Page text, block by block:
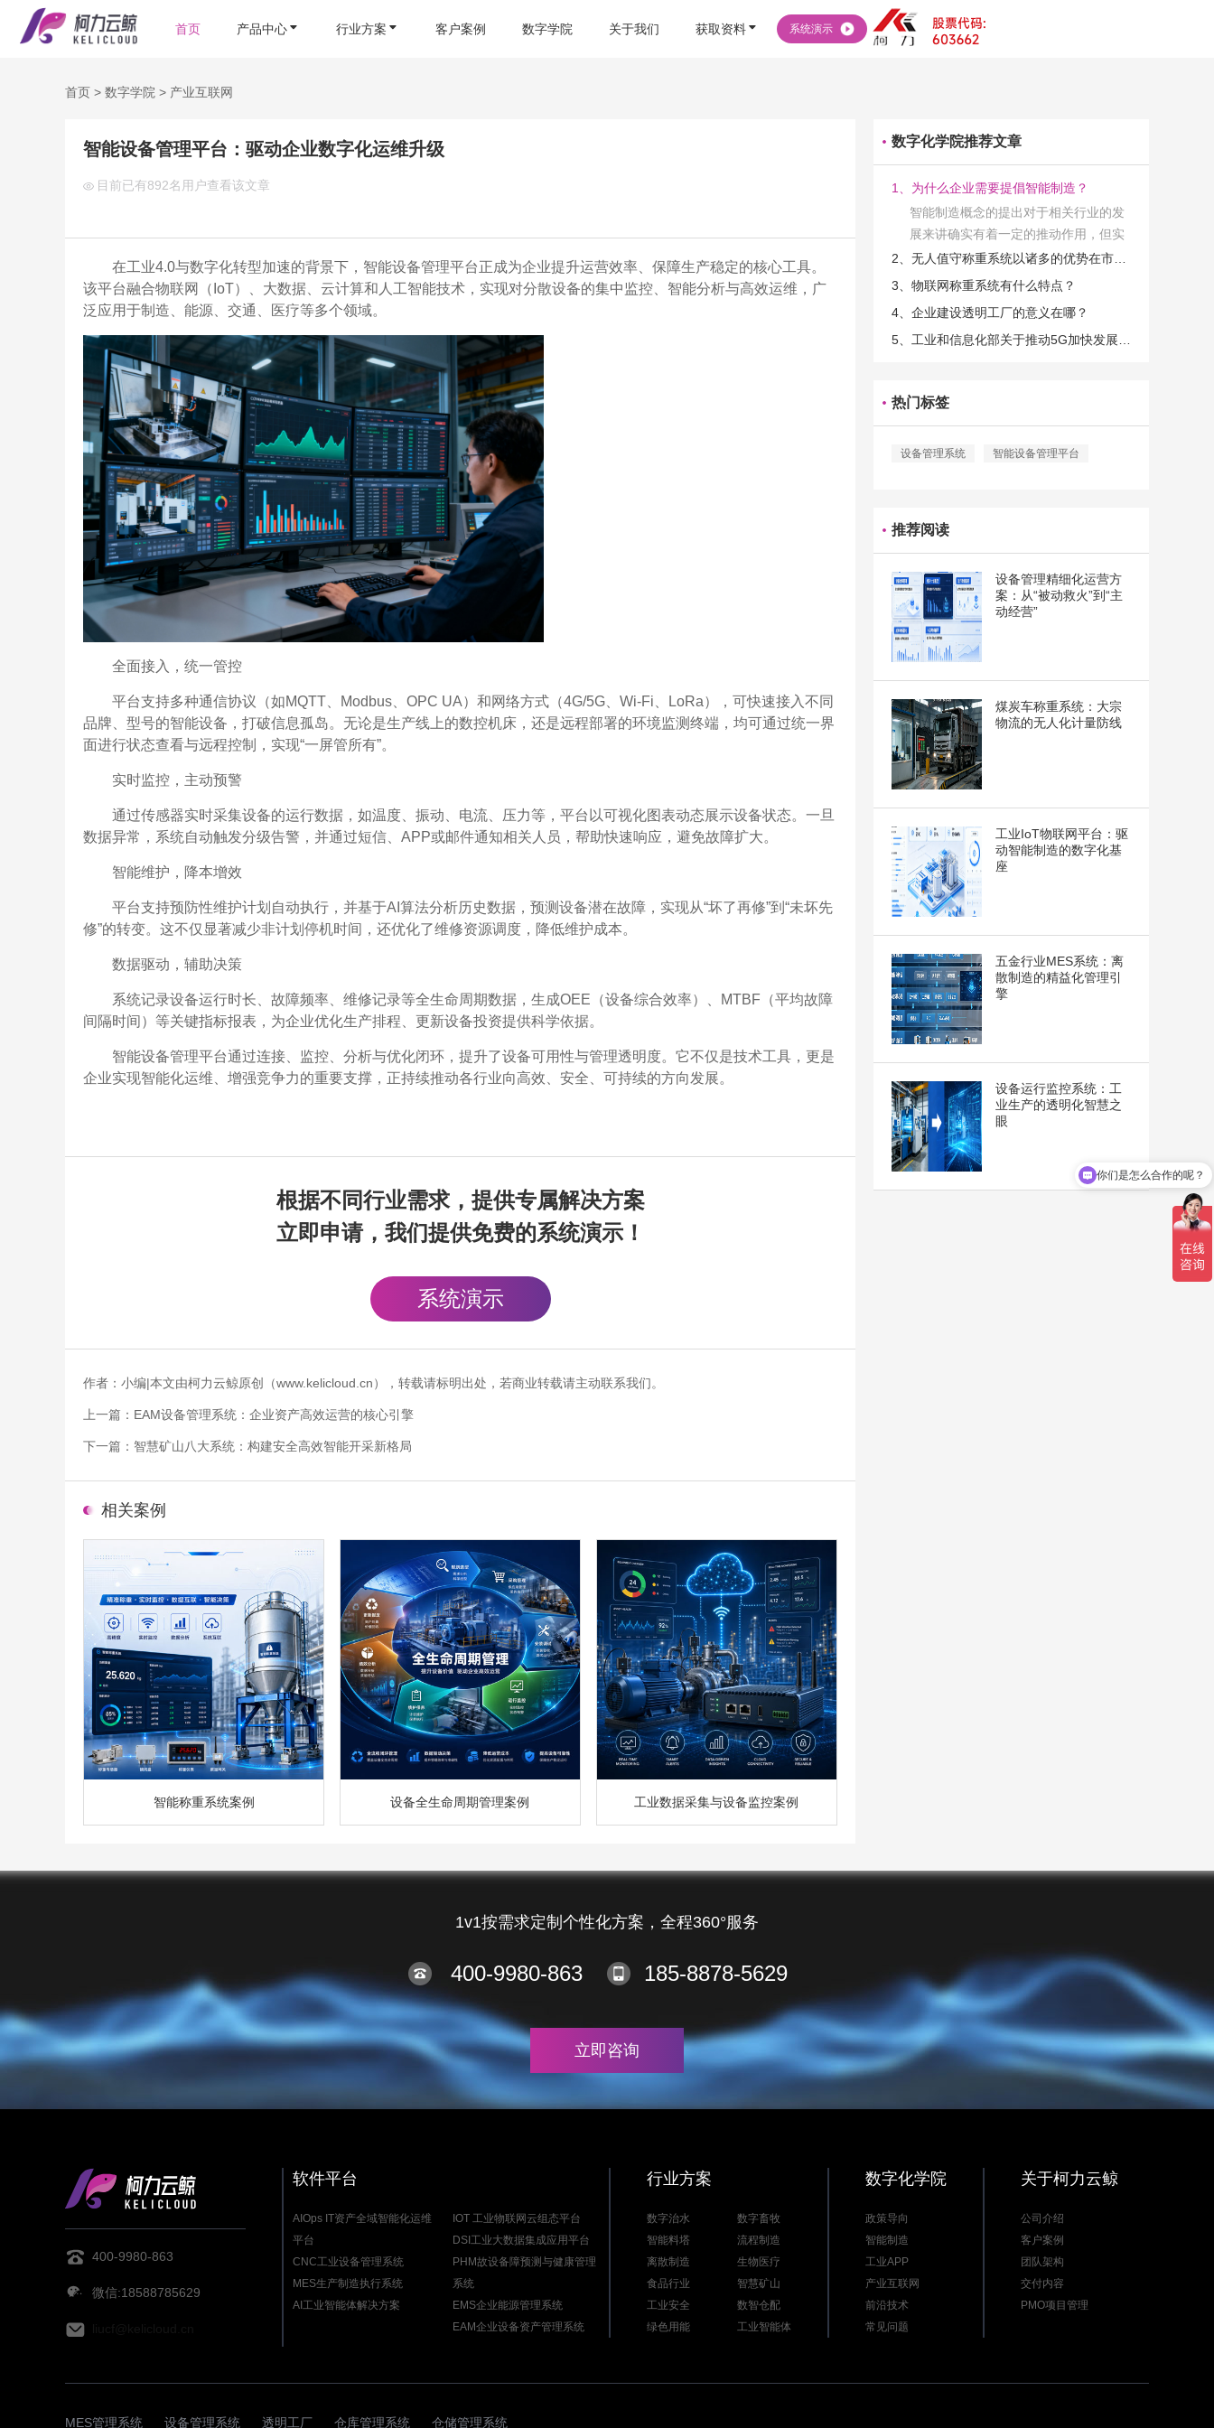
首页 产品中心 行业方案 客户案例 数字学院 关于我们 获取资料 系统演示
首页 > 数字学院 > 产业互联网
智能设备管理平台：驱动企业数字化运维升级
目前已有892名用户查看该文章
在工业4.0与数字化转型加速的背景下，智能设备管理平台正成为企业提升运营效率、保障生产稳定的核心工具。
该平台融合物联网（IoT）、大数据、云计算和人工智能技术，实现对分散设备的集中监控、智能分析与高效运维，广
泛应用于制造、能源、交通、医疗等多个领域。
全面接入，统一管控
平台支持多种通信协议（如MQTT、Modbus、OPC UA）和网络方式（4G/5G、Wi-Fi、LoRa），可快速接入不同
品牌、型号的智能设备，打破信息孤岛。无论是生产线上的数控机床，还是远程部署的环境监测终端，均可通过统一界
面进行状态查看与远程控制，实现“一屏管所有”。
实时监控，主动预警
通过传感器实时采集设备的运行数据，如温度、振动、电流、压力等，平台以可视化图表动态展示设备状态。一旦
数据异常，系统自动触发分级告警，并通过短信、APP或邮件通知相关人员，帮助快速响应，避免故障扩大。
智能维护，降本增效
平台支持预防性维护计划自动执行，并基于AI算法分析历史数据，预测设备潜在故障，实现从“坏了再修”到“未坏先
修”的转变。这不仅显著减少非计划停机时间，还优化了维修资源调度，降低维护成本。
数据驱动，辅助决策
系统记录设备运行时长、故障频率、维修记录等全生命周期数据，生成OEE（设备综合效率）、MTBF（平均故障
间隔时间）等关键指标报表，为企业优化生产排程、更新设备投资提供科学依据。
智能设备管理平台通过连接、监控、分析与优化闭环，提升了设备可用性与管理透明度。它不仅是技术工具，更是
企业实现智能化运维、增强竞争力的重要支撑，正持续推动各行业向高效、安全、可持续的方向发展。
根据不同行业需求，提供专属解决方案
立即申请，我们提供免费的系统演示！
系统演示
作者：小编|本文由柯力云鲸原创（www.kelicloud.cn），转载请标明出处，若商业转载请主动联系我们。
上一篇： EAM设备管理系统：企业资产高效运营的核心引擎
下一篇： 智慧矿山八大系统：构建安全高效智能开采新格局
相关案例
智能称重系统案例 设备全生命周期管理案例 工业数据采集与设备监控案例
数字化学院推荐文章
1、为什么企业需要提倡智能制造？
智能制造概念的提出对于相关行业的发
展来讲确实有着一定的推动作用，但实
际上在工业发展的过程当中，能够推动
相关产业发展的具体结束是非常的多
3、物联网称重系统有什么特点？
4、企业建设透明工厂的意义在哪？
热门标签
设备管理系统 智能设备管理平台
推荐阅读
设备管理精细化运营方
案：从“被动救火”到“主
动经营”
煤炭车称重系统：大宗
物流的无人化计量防线
工业IoT物联网平台：驱
动智能制造的数字化基
座
五金行业MES系统：离
散制造的精益化管理引
擎
设备运行监控系统：工
业生产的透明化智慧之
眼
1v1按需求定制个性化方案，全程360°服务
400-9980-863 185-8878-5629
立即咨询
400-9980-863
微信:18588785629
软件平台
IOT 工业物联网云组态平台
AIOps IT资产全域智能化运维
平台
DSI工业大数据集成应用平台
CNC工业设备管理系统
PHM故设备障预测与健康管理
系统
MES生产制造执行系统
EMS企业能源管理系统
AI工业智能体解决方案
EAM企业设备资产管理系统
行业方案
数字治水
数字畜牧
智能料塔
流程制造
离散制造
生物医疗
食品行业
智慧矿山
工业安全
数智仓配
绿色用能
工业智能体
数字化学院
政策导向
智能制造
工业APP
产业互联网
前沿技术
常见问题
关于柯力云鲸
公司介绍
客户案例
团队架构
交付内容
PMO项目管理
MES管理系统 设备管理系统 透明工厂 仓库管理系统 仓储管理系统
你们是怎么合作的呢？